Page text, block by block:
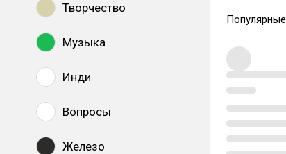
Творчество
Музыка
Инди
Вопросы
Железо
Популярные